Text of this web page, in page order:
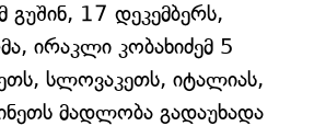
გუშინ, 17 დეკემბერს,
ირაკლი კობახიძემ 5
სლოვაკეთს, იტალიას,
მადლობა გადაუხადა